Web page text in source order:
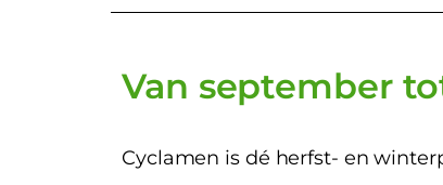
Van september
Cyclamen is dé herfst- en